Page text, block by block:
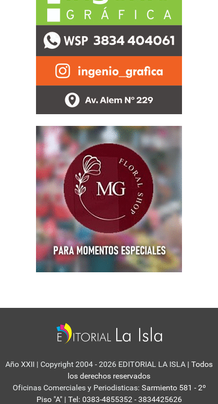
Año XXII | Copyright 2004 - 2026 EDITORIAL LA ISLA | Todos
los derechos reservados
Oficinas Comerciales y Periodisticas: Sarmiento 581 - 2º
Piso "A" | Tel: 0383-4855352 - 3834425626